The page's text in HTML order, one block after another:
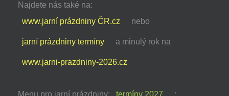
Najdete nás také na:
www.jarní prázdniny ČR.cz
nebo
jarní prázdniny termíny a minulý rok na
www.jarni-prazdniny-2026.cz